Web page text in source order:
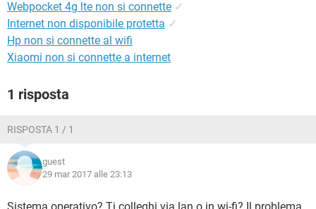
Webpocket 4g lte non si connette ✓
Internet non disponibile protetta ✓
Hp non si connette al wifi
Xiaomi non si connette a internet
1 risposta
RISPOSTA 1 / 1
guest
29 mar 2017 alle 23:13